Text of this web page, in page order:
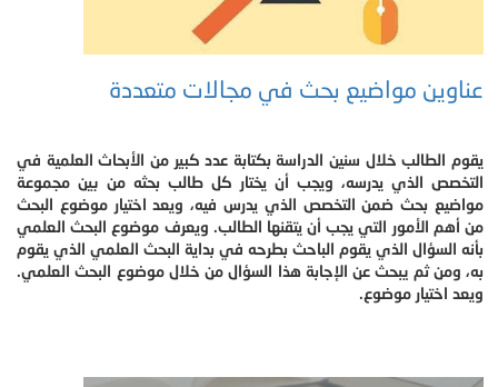
عناوين مواضيع بحث في مجالات متعددة
يقوم الطالب خلال سنين الدراسة بكتابة عدد كبير من الأبحاث العلمية في
التخصص الذي يدرسه، ويجب أن يختار كل طالب بحثه من بين مجموعة
مواضيع بحث ضمن التخصص الذي يدرس فيه، ويعد اختيار موضوع البحث
من أهم الأمور التي يجب أن يتقنها الطالب. ويعرف موضوع البحث العلمي
بأنه السؤال الذي يقوم الباحث بطرحه في بداية البحث العلمي الذي يقوم
به، ومن ثم يبحث عن الإجابة هذا السؤال من خلال موضوع البحث العلمي.
ويعد اختيار موضوع.